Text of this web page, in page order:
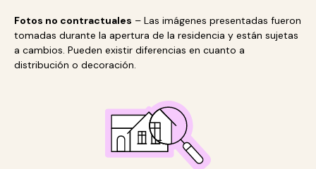
Fotos no contractuales – Las imágenes presentadas fueron
tomadas durante la apertura de la residencia y están sujetas
a cambios. Pueden existir diferencias en cuanto a
distribución o decoración.